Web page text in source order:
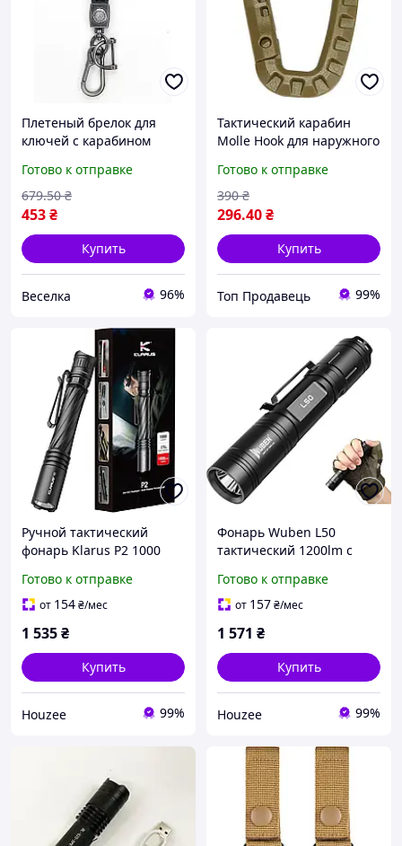
Плетеный брелок для
ключей с карабином
автомобилей и
повседневного
использования FLAME
Готово к отправке
453₴
679.50 ₴
Купить
Веселка 96%
Тактический карабин
Molle Hook для наружного
пластика, песчаного
цвета (4шт)
Готово к отправке
296.40₴
390 ₴
Купить
Топ Продавець 99%
Ручной тактический
фонарь Klarus P2 1000
для туризма и
повседневного
Готово к отправке
от 154₴/мес
1 535₴
Купить
Houzee 99%
Фонарь Wuben L50
тактический 1200lm с
кемпинга ремонта и
повседневного
Готово к отправке
от 157₴/мес
1 571 ₴
Купить
Houzee 99%